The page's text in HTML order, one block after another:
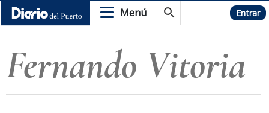
Menú Hemeroteca Entrar
Fernando Vitoria